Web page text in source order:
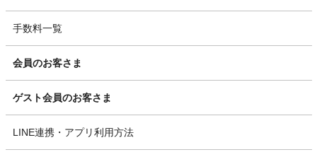
手数料一覧
会員のお客さま
ゲスト会員のお客さま
LINE連携・アプリ利用方法